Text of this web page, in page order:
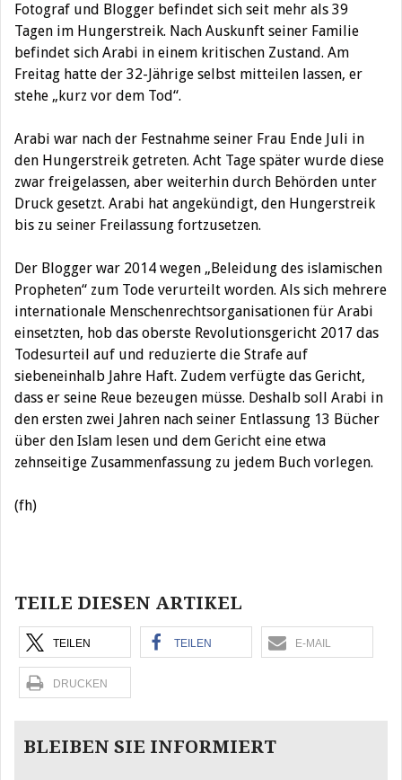
Fotograf und Blogger befindet sich seit mehr als 39
Tagen im Hungerstreik. Nach Auskunft seiner Familie
befindet sich Arabi in einem kritischen Zustand. Am
Freitag hatte der 32-Jährige selbst mitteilen lassen, er
stehe „kurz vor dem Tod“.
Arabi war nach der Festnahme seiner Frau Ende Juli in
den Hungerstreik getreten. Acht Tage später wurde diese
zwar freigelassen, aber weiterhin durch Behörden unter
Druck gesetzt. Arabi hat angekündigt, den Hungerstreik
bis zu seiner Freilassung fortzusetzen.
Der Blogger war 2014 wegen „Beleidung des islamischen
Propheten“ zum Tode verurteilt worden. Als sich mehrere
internationale Menschenrechtsorganisationen für Arabi
einsetzten, hob das oberste Revolutionsgericht 2017 das
Todesurteil auf und reduzierte die Strafe auf
siebeneinhalb Jahre Haft. Zudem verfügte das Gericht,
dass er seine Reue bezeugen müsse. Deshalb soll Arabi in
den ersten zwei Jahren nach seiner Entlassung 13 Bücher
über den Islam lesen und dem Gericht eine etwa
zehnseitige Zusammenfassung zu jedem Buch vorlegen.
(fh)
TEILE DIESEN ARTIKEL
TEILEN TEILEN E-MAIL
DRUCKEN
BLEIBEN SIE INFORMIERT